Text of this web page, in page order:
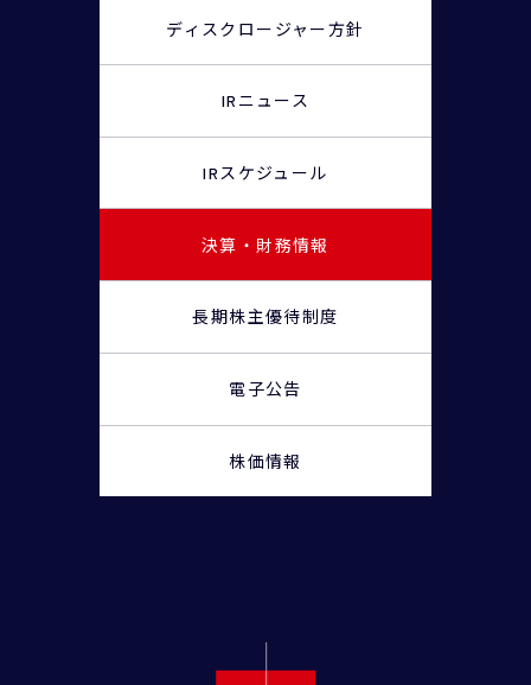
ディスクロージャー方針
IRニュース
IRスケジュール
決算・財務情報
長期株主優待制度
電子公告
株価情報